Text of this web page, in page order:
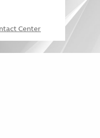
Center